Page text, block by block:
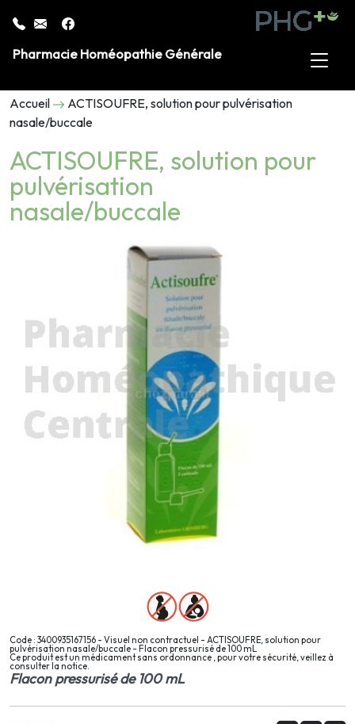
Pharmacie Homéopathie Générale
Accueil
ACTISOUFRE, solution pour pulvérisation
nasale/buccale
ACTISOUFRE, solution pour
pulvérisation
nasale/buccale
Code : 3400935167156 - Visuel non contractuel - ACTISOUFRE, solution pour
pulvérisation nasale/buccale - Flacon pressurisé de 100 mL
Ce produit est un médicament sans ordonnance , pour votre sécurité, veillez à
consulter la notice.
Flacon pressurisé de 100 mL